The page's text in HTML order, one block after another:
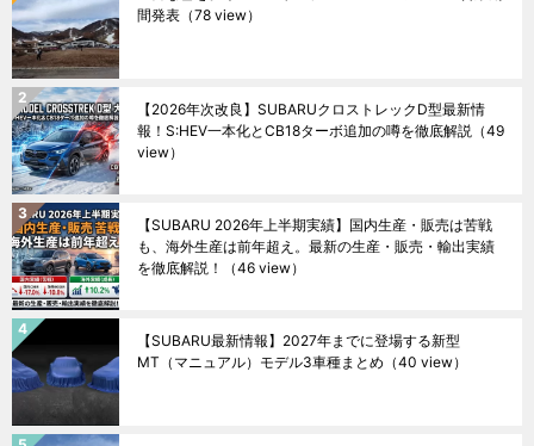
間発表 （78 view）
【2026年次改良】SUBARUクロストレックD型最新情
報！S:HEV一本化とCB18ターボ追加の噂を徹底解説 （49
view）
【SUBARU 2026年上半期実績】国内生産・販売は苦戦
も、海外生産は前年超え。最新の生産・販売・輸出実績
を徹底解説！
（46 view）
【SUBARU最新情報】2027年までに登場する新型
MT（マニュアル）モデル3車種まとめ （40 view）